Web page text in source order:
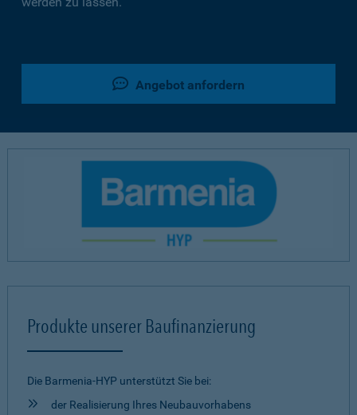
Angebot anfordern
Produkte unserer Baufinanzierung
Die Barmenia-HYP unterstützt Sie bei:
der Realisierung Ihres Neubauvorhabens